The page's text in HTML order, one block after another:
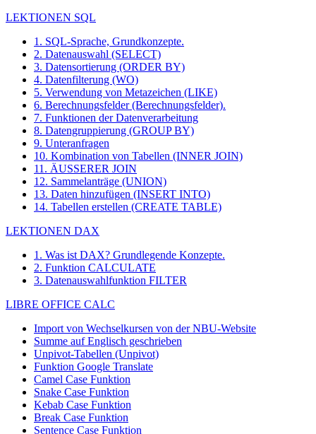
LEKTIONEN SQL
1. SQL-Sprache, Grundkonzepte.
2. Datenauswahl (SELECT)
3. Datensortierung (ORDER BY)
4. Datenfilterung (WO)
5. Verwendung von Metazeichen (LIKE)
6. Berechnungsfelder (Berechnungsfelder).
7. Funktionen der Datenverarbeitung
8. Datengruppierung (GROUP BY)
9. Unteranfragen
10. Kombination von Tabellen (INNER JOIN)
11. ÄUSSERER JOIN
12. Sammelanträge (UNION)
13. Daten hinzufügen (INSERT INTO)
14. Tabellen erstellen (CREATE TABLE)
LEKTIONEN DAX
1. Was ist DAX? Grundlegende Konzepte.
2. Funktion CALCULATE
3. Datenauswahlfunktion FILTER
LIBRE OFFICE CALC
Import von Wechselkursen von der NBU-Website
Summe auf Englisch geschrieben
Unpivot-Tabellen (Unpivot)
Funktion Google Translate
Camel Case Funktion
Snake Case Funktion
Kebab Case Funktion
Break Case Funktion
Sentence Case Funktion